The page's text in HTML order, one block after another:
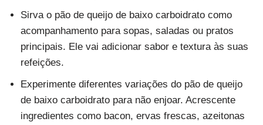
Sirva o pão de queijo de baixo carboidrato como
acompanhamento para sopas, saladas ou pratos
principais. Ele vai adicionar sabor e textura às suas
refeições.
Experimente diferentes variações do pão de queijo
de baixo carboidrato para não enjoar. Acrescente
ingredientes como bacon, ervas frescas, azeitonas